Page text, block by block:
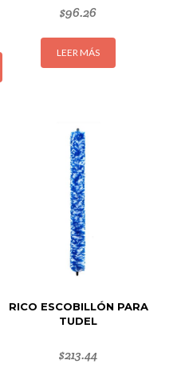
Este
producto
de
$96.26
LEER MÁS
RICO ESCOBILLÓN PARA
TUDEL
$213.44